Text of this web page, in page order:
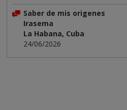
Saber de mis origenes
Irasema
La Habana, Cuba
24/06/2026